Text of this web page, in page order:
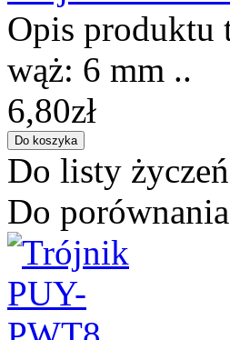
Opis produktu
wąż: 6 mm ..
6,80zł
Do listy życzeń
Do porównania